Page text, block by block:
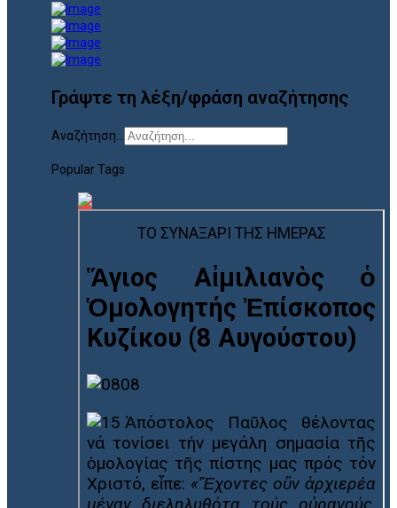
Γράψτε τη λέξη/φράση αναζήτησης
Αναζήτηση...
Popular Tags